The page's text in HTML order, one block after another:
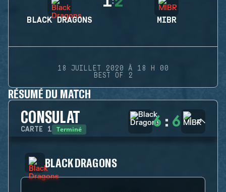
BLACK DRAGONS MIBR
18 JUILLET 2020 À 18 H 00
BEST OF 2
RÉSUMÉ DU MATCH
CONSULAT
CARTE 1 Terminé 6 : 6
BLACK DRAGONS